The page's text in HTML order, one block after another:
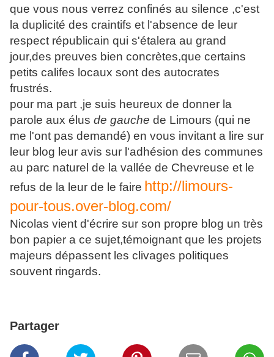
que vous nous verrez confinés au silence ,c'est
la duplicité des craintifs et l'absence de leur
respect républicain qui s'étalera au grand
jour,des preuves bien concrètes,que certains
petits califes locaux sont des autocrates
frustrés.
pour ma part ,je suis heureux de donner la
parole aux élus de gauche de Limours (qui ne
me l'ont pas demandé) en vous invitant a lire sur
leur blog leur avis sur l'adhésion des communes
au parc naturel de la vallée de Chevreuse et le
refus de la leur de le faire http://limours-
pour-tous.over-blog.com/
Nicolas vient d'écrire sur son propre blog un très
bon papier a ce sujet,témoignant que les projets
majeurs dépassent les clivages politiques
souvent ringards.
Partager